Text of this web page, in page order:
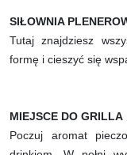
SIŁOWNIA
Tutaj znajdziesz
formę i cieszyć się
MIEJSCE DO GRILLA
Poczuj aromat